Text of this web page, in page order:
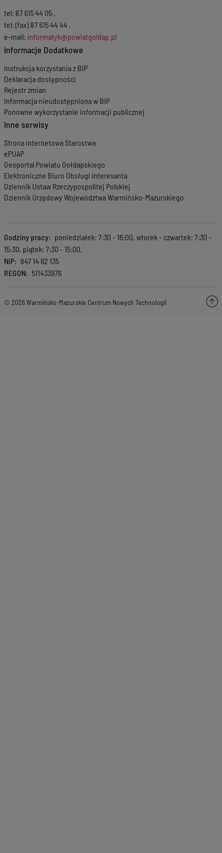
tel: 87 615 44 05 ,
tel: (fax) 87 615 44 44 ,
e-mail: informatyk@powiatgoldap.pl
Informacje Dodatkowe
Instrukcja korzystania z BIP
Deklaracja dostępności
Rejestr zmian
Informacja nieudostępniona w BIP
Ponowne wykorzystanie informacji publicznej
Inne serwisy
Strona internetowa Starostwa
ePUAP
Geoportal Powiatu Gołdapskiego
Elektroniczne Biuro Obsługi Interesanta
Dziennik Ustaw Rzeczypospolitej Polskiej
Dziennik Urzędowy Województwa Warmińsko-Mazurskiego
Godziny pracy
poniedziałek: 7:30 - 16:00, wtorek - czwartek: 7:30 -
15:30, piątek: 7:30 - 15:00.
NIP
847 14 62 135
REGON
511433976
© 2026 Warmińsko-Mazurskie Centrum Nowych Technologii